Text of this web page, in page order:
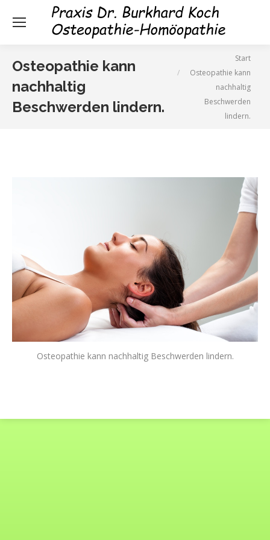
Osteopathie kann
nachhaltig
Beschwerden lindern.
Sie befinden sich hier:
Start
Osteopathie kann
nachhaltig
Beschwerden
lindern.
Osteopathie kann nachhaltig Beschwerden lindern.